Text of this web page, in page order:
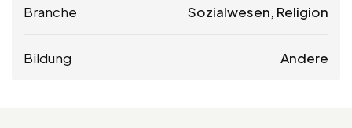
Branche Sozialwesen, Religion
Bildung Andere